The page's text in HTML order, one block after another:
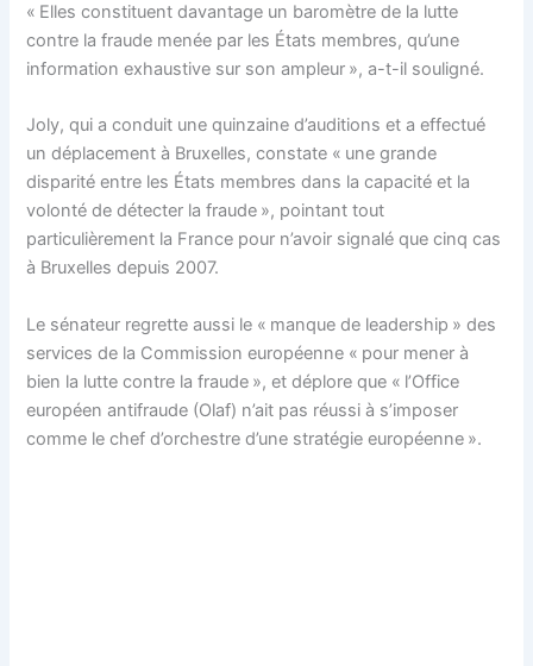
« Elles constituent davantage un baromètre de la lutte
contre la fraude menée par les États membres, qu’une
information exhaustive sur son ampleur », a-t-il souligné.
Joly, qui a conduit une quinzaine d’auditions et a effectué
un déplacement à Bruxelles, constate « une grande
disparité entre les États membres dans la capacité et la
volonté de détecter la fraude », pointant tout
particulièrement la France pour n’avoir signalé que cinq cas
à Bruxelles depuis 2007.
Le sénateur regrette aussi le « manque de leadership » des
services de la Commission européenne « pour mener à
bien la lutte contre la fraude », et déplore que « l’Office
européen antifraude (Olaf) n’ait pas réussi à s’imposer
comme le chef d’orchestre d’une stratégie européenne ».